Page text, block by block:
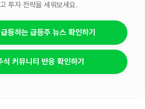
투자 전략을 세워보세요.
등하는 급등주 뉴스 확인하기
식 커뮤니티 반응 확인하기